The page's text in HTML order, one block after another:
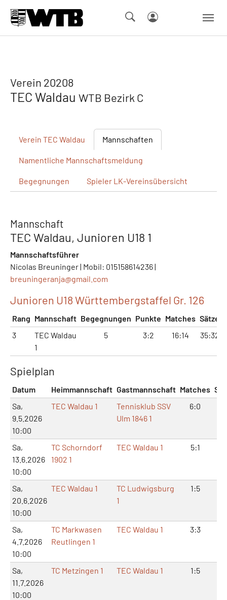
Verein 20208
TEC Waldau WTB Bezirk C
Verein TEC Waldau Mannschaften
Namentliche Mannschaftsmeldung
Begegnungen Spieler LK-Vereinsübersicht
Mannschaft
TEC Waldau, Junioren U18 1
Mannschaftsführer
Nicolas Breuninger | Mobil: 015158614236 |
breuningeranja@gmail.com
Junioren U18 Württembergstaffel Gr. 126
Rang Mannschaft Begegnungen Punkte Matches Sätze
3
TEC Waldau
1
5 3:2 16:14 35:32
Spielplan
Datum Heimmannschaft Gastmannschaft Matches
Sa,
9.5.2026
10:00
TEC Waldau 1
Tennisklub SSV
Ulm 1846 1
6:0
Sa,
13.6.2026
10:00
TC Schorndorf
1902 1
TEC Waldau 1 5:1
Sa,
20.6.2026
10:00
TEC Waldau 1
TC Ludwigsburg
1
1:5
Sa,
4.7.2026
10:00
TC Markwasen
Reutlingen 1
TEC Waldau 1 3:3
Sa,
11.7.2026
10:00
TC Metzingen 1 TEC Waldau 1 1:5